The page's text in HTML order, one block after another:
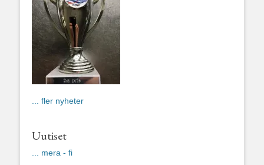
... fler nyheter
Uutiset
... mera - fi